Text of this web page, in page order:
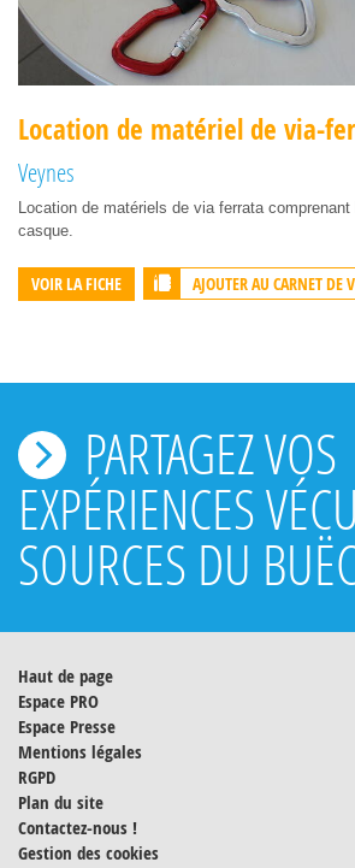
Location de matériel de via-
Veynes
Location de matériels de via ferrata comprenant
casque.
VOIR LA FICHE AJOUTER AU CARNET DE
PARTAGEZ VOS
EXPÉRIENCES
SOURCES DU
Haut de page
Espace PRO
Espace Presse
Mentions légales
RGPD
Plan du site
Contactez-nous !
Gestion des cookies